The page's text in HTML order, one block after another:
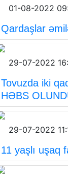
01-08-2022
Qardaşlar
29-07-2022
Tovuzda iki
HƏBS
29-07-2022
11 yaşlı